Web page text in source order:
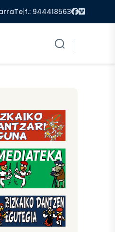
Telf.: 944418563 Facebook
Vimeo